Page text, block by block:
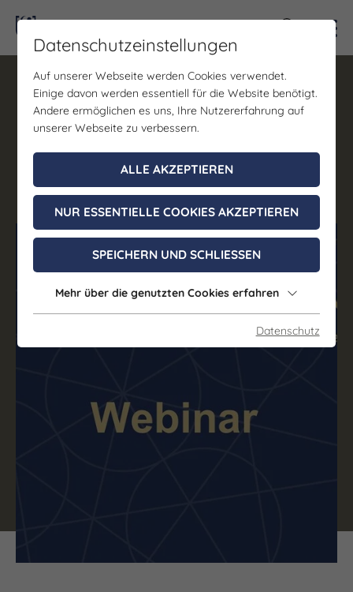
Bilddatenbank und
Gruppenportal Saale-
Unstrut
08. Oktober 2026, 14:00 - 15:30 Uhr
Online
Datenschutzeinstellungen
Auf unserer Webseite werden Cookies verwendet.
Einige davon werden essentiell für die Website benötigt.
Andere ermöglichen es uns, Ihre Nutzererfahrung auf
unserer Webseite zu verbessern.
ALLE AKZEPTIEREN
NUR ESSENTIELLE COOKIES AKZEPTIEREN
SPEICHERN UND SCHLIESSEN
Mehr über die genutzten Cookies erfahren
Datenschutz